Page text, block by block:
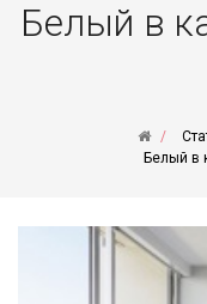
Белый в
Белый в